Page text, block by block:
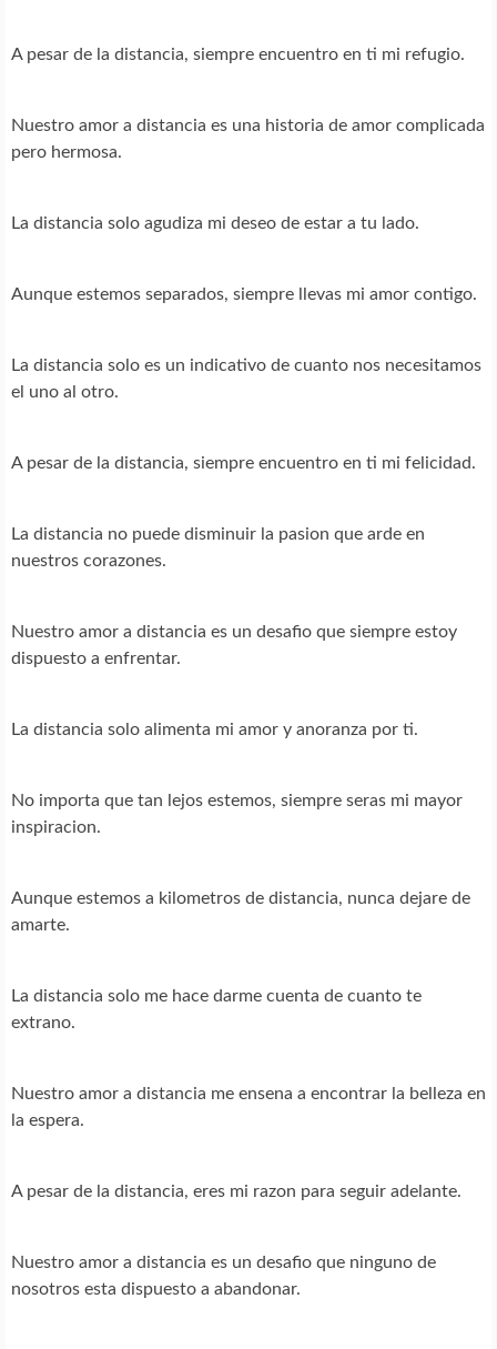
A pesar de la distancia, siempre encuentro en ti mi refugio.
Nuestro amor a distancia es una historia de amor complicada
pero hermosa.
La distancia solo agudiza mi deseo de estar a tu lado.
Aunque estemos separados, siempre llevas mi amor contigo.
La distancia solo es un indicativo de cuanto nos necesitamos
el uno al otro.
A pesar de la distancia, siempre encuentro en ti mi felicidad.
La distancia no puede disminuir la pasion que arde en
nuestros corazones.
Nuestro amor a distancia es un desafio que siempre estoy
dispuesto a enfrentar.
La distancia solo alimenta mi amor y anoranza por ti.
No importa que tan lejos estemos, siempre seras mi mayor
inspiracion.
Aunque estemos a kilometros de distancia, nunca dejare de
amarte.
La distancia solo me hace darme cuenta de cuanto te
extrano.
Nuestro amor a distancia me ensena a encontrar la belleza en
la espera.
A pesar de la distancia, eres mi razon para seguir adelante.
Nuestro amor a distancia es un desafio que ninguno de
nosotros esta dispuesto a abandonar.